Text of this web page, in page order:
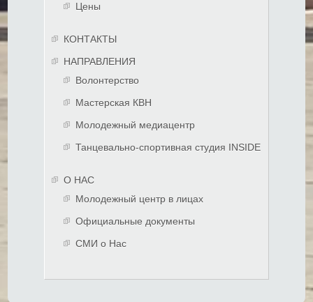
Цены
КОНТАКТЫ
НАПРАВЛЕНИЯ
Волонтерство
Мастерская КВН
Молодежный медиацентр
Танцевально-спортивная студия INSIDE
О НАС
Молодежный центр в лицах
Официальные документы
СМИ о Нас